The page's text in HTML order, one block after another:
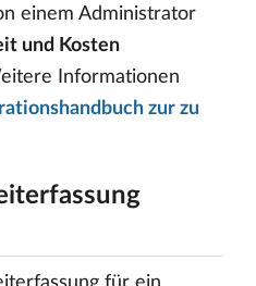
einem Administrator
und Kosten
Informationen
zur zu